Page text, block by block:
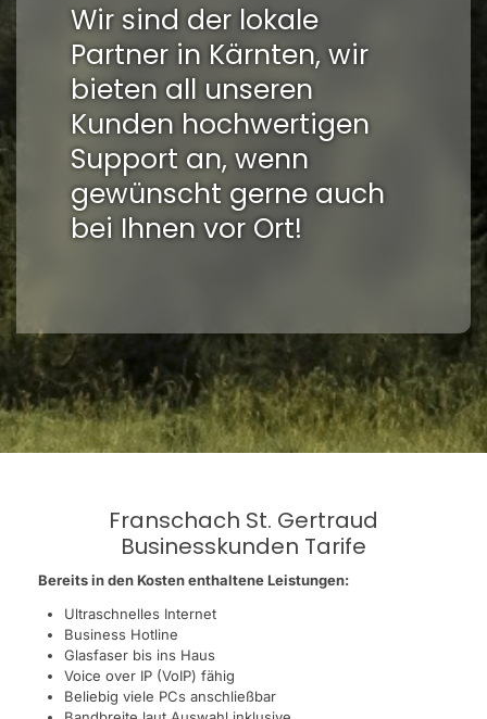
Wir sind der lokale
Partner in Kärnten, wir
bieten all unseren
Kunden hochwertigen
Support an, wenn
gewünscht gerne auch
bei Ihnen vor Ort!
Franschach St. Gertraud
Businesskunden Tarife
Bereits in den Kosten enthaltene Leistungen:
Ultraschnelles Internet
Business Hotline
Glasfaser bis ins Haus
Voice over IP (VoIP) fähig
Beliebig viele PCs anschließbar